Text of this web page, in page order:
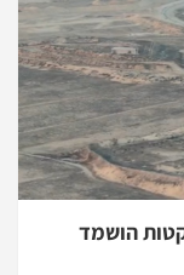
הושמד